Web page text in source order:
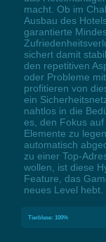
macht. Ob im
Ausbau des
garantierte
sichert damit
den repetitiven
oder Probleme
profitieren von
ein
nahtlos in die
es, den Fokus
Elemente zu
automatisch
zu einer Top-
wollen, ist diese
Feature, das
neues Level hebt.
Tierblase: 100%